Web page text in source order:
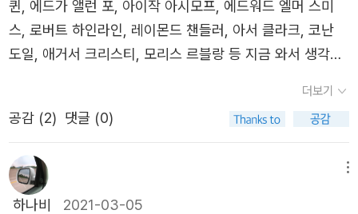
부터 네드는 예리한 촉으로 경고했다는 걸, 뒤늦게 알아차렸
네요. 치열한 심리전과 음모. 누구를 위한 범죄인지, 그 누구
도 말할 수 없는 비극인 것 같아요. 유리 열쇠, 이보다 더 강
력한 경고는 없을 것 같네요.네드 보몬트는 시가를 입에 물
지 않으면,」그는 <형>을 힘주어 말했다. 「헨리 의원이 이번
에 당선될 수 있을까?」 매드빅의 목소리는 차분했고 확신에
차 있었다. 「어림도 없지.」네드 보몬트는 잠시 머뭇거리더니
물었다. 「그렇다는 걸 그도 알아?」「당연히 알겠지. 그런데 설
는 범죄 스릴러, 그것도 하드보일드 범죄 스릴러 작가 중 하
나이다. 그래서 인지 그의 작품을 읽노라니, 예전에 읽었던
하드보일드식의 사건 전개와 문체.... 많은 작가들이 그의 스
타일을 따라하려고 했다가 실패했다고 하니, 그의 인기를 과
히 짐작할 수 있는 부분이다. 사실 대실 해밀이 1920~1930
년대 범죄 사건들을 생생하게 구현할 수 있었던 이유가 바로
그가 실제로 탐정이었기 때문이 아닐까 싶다. 탐정일을 하면
퀸, 에드가 앨런 포, 아이작 아시모프, 에드워드 엘머 스미
스, 로버트 하인라인, 레이몬드 챈들러, 아서 클라크, 코난
도일, 애거서 크리스티, 모리스 르블랑 등 지금 와서 생각해
날 수 있었습니다. 지금도 SF와 추리소설을 좋아하는 것을
보면 제 독서 취향은 아마도 그 때 형성된 것이 아닌가 합니
는 작가를 만난 적이 있습니다. “말타의 매(The Maltese F
alcon)”라는 작품이었던 것으로 기억합니다. 아마도 중역본
더보기
공감 (2) 댓글 (0)
하나비 2021-03-05